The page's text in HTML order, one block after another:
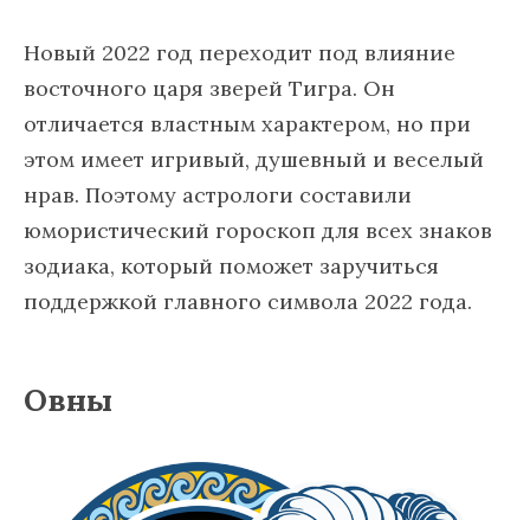
Новый 2022 год переходит под влияние
восточного царя зверей Тигра. Он
отличается властным характером, но при
этом имеет игривый, душевный и веселый
нрав. Поэтому астрологи составили
юмористический гороскоп для всех знаков
зодиака, который поможет заручиться
поддержкой главного символа 2022 года.
Овны